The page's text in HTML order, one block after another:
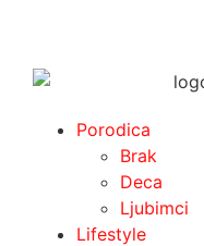
Porodica
Brak
Deca
Ljubimci
Lifestyle